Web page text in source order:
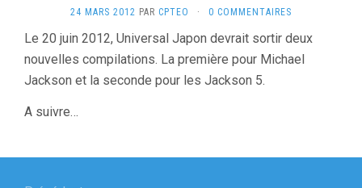
24 MARS 2012 PAR CPTEO · 0 COMMENTAIRES
Le 20 juin 2012, Universal Japon devrait sortir deux
nouvelles compilations. La première pour Michael
Jackson et la seconde pour les Jackson 5.
A suivre…